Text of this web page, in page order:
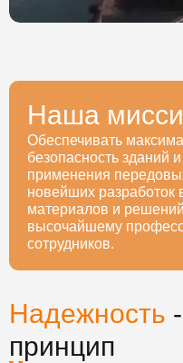
Наша
Обеспечивать
безопасность зданий
применения
новейших разработок
материалов и
высочайшему
сотрудников.
Надежность
принцип